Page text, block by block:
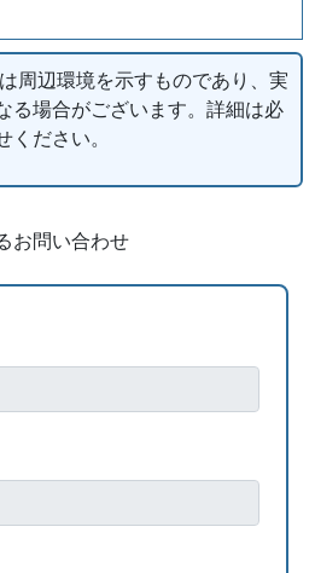
周辺環境を示すものであり、実
る場合がございます。詳細は必
ください。
お問い合わせ